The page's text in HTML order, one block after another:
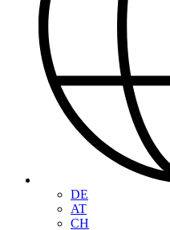
DE
AT
CH